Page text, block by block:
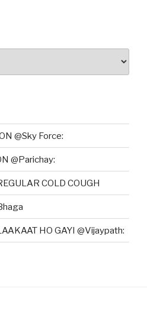
@Sky Force:
@Parichay:
COLD COUGH
HO GAYI @Vijaypath: